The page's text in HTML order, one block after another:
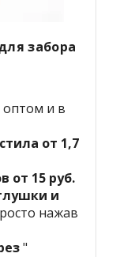
забора
оптом и в
от 1,7
от 15 руб.
и
нажав
"